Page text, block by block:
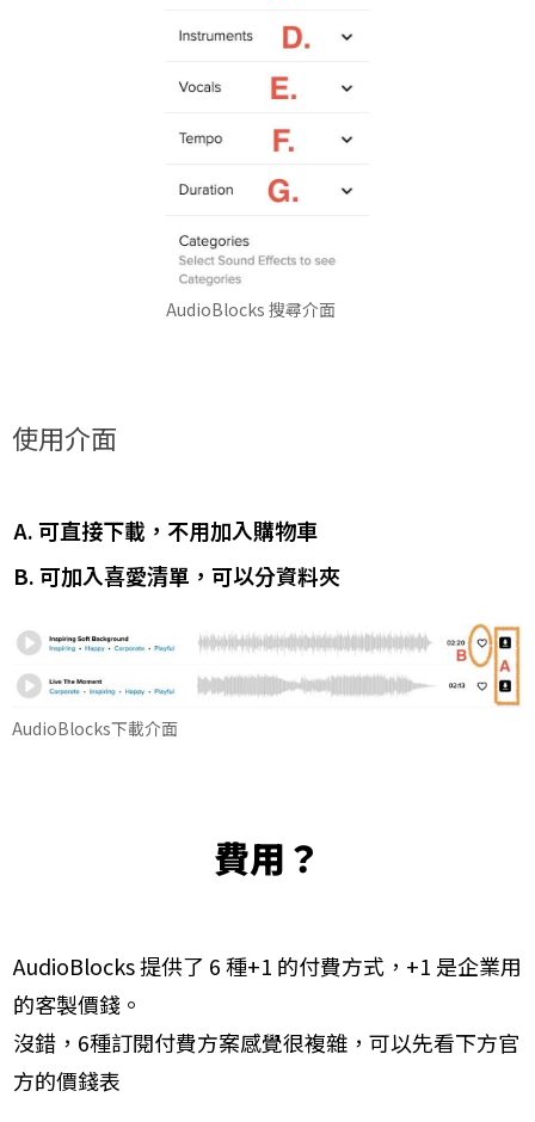
​AudioBlocks 搜尋介面
使用介面
A. 可直接下載，不用加入購物車
B. 可加入喜愛清單，可以分資料夾
​AudioBlocks下載介面
​費用？
​AudioBlocks 提供了 6 種+1 的付費方式，+1 是企業用
的客製價錢。
沒錯，6種訂閱付費方案感覺很複雜，可以先看下方官
方的價錢表